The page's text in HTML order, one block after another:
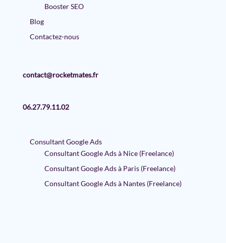
Booster SEO
Blog
Contactez-nous
contact@rocketmates.fr
06.27.79.11.02
Consultant Google Ads
Consultant Google Ads à Nice (Freelance)
Consultant Google Ads à Paris (Freelance)
Consultant Google Ads à Nantes (Freelance)